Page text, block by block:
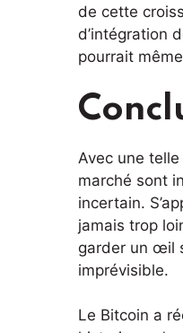
de cette
d’intégration
pourrait
Avec une
marché sont
incertain.
jamais trop
garder un œil
imprévisible.
Le Bitcoin a